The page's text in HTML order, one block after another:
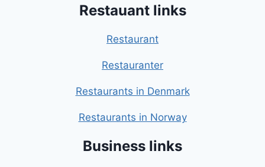
Restauant links
Restaurant
Restauranter
Restaurants in Denmark
Restaurants in Norway
Business links